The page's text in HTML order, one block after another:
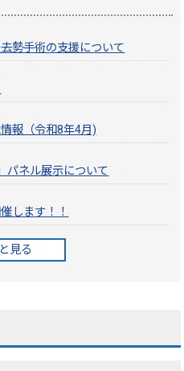
勢手術の支援について
報（令和8年4月)
パネル展示について
します！！
見る